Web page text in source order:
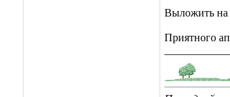
Выложить на
Приятного